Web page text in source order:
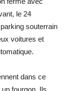
le 24
souterrain
voitures et
dans ce
fourgon. Ils